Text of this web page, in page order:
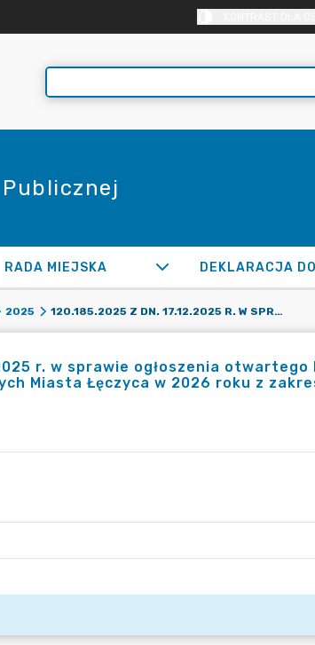
RADA MIEJSKA
2025 120.185.2025 Z DN. 17.12.2025 R. W SPRAWIE OGŁOSZENIA OTWARTEGO KONKURSU OFERT NA WSPARCIE REALIZACJI ZADAŃ PUBLICZNYCH MIASTA ŁĘCZYCA W 2026 ROKU Z ZAKRESU WSPIERANIA I UPOWSZECHNIANIA KULTURY FIZYCZNEJ
r. w sprawie ogłoszenia
Miasta Łęczyca w 2026 roku z